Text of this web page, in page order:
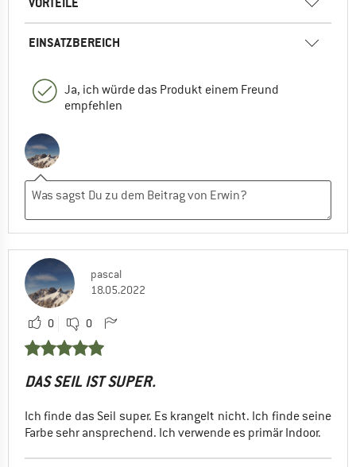
EINSATZBEREICH
Ja, ich würde das Produkt einem Freund
empfehlen
pascal
18.05.2022
0 0
DAS SEIL IST SUPER.
Ich finde das Seil super. Es krangelt nicht. Ich finde seine
Farbe sehr ansprechend. Ich verwende es primär Indoor.